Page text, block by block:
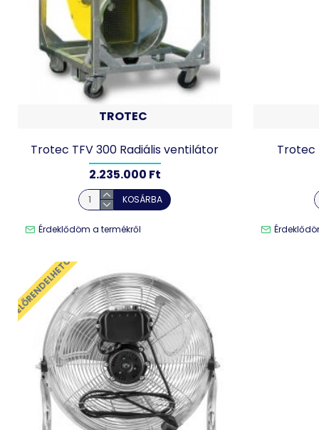
TROTEC
Trotec TFV 300 Radiális ventilátor
2.235.000 Ft
KOSÁRBA
Érdeklődöm a termékről
Trotec
ELŐRENDELHETŐ